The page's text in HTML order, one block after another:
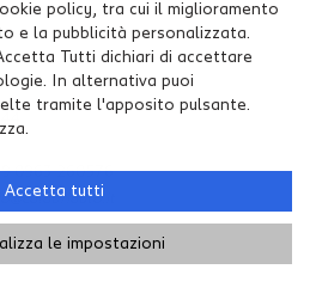
0963 260576
policy, tra cui il miglioramento
e la pubblicità personalizzata.
Tutti dichiari di accettare
In alternativa puoi
tramite l'apposito pulsante.
Accetta tutti
le impostazioni